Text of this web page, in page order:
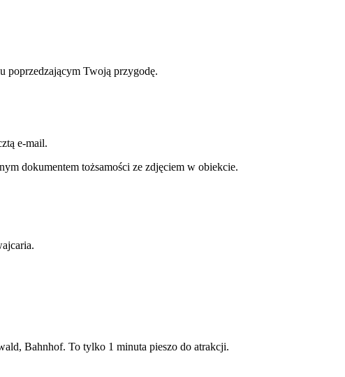
poprzedzającym Twoją przygodę.
e-mail.
dokumentem tożsamości ze zdjęciem w obiekcie.
Bahnhof. To tylko 1 minuta pieszo do atrakcji.